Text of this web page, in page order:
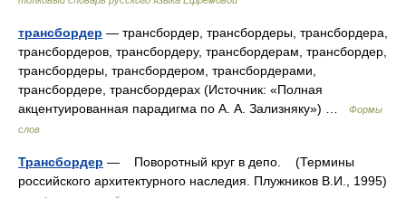
трансбордер — трансбордер, трансбордеры, трансбордера,
трансбордеров, трансбордеру, трансбордерам, трансбордер,
трансбордеры, трансбордером, трансбордерами,
трансбордере, трансбордерах (Источник: «Полная
акцентуированная парадигма по А. А. Зализняку») …
Формы
слов
Трансбордер — Поворотный круг в депо. (Термины
российского архитектурного наследия. Плужников В.И., 1995)